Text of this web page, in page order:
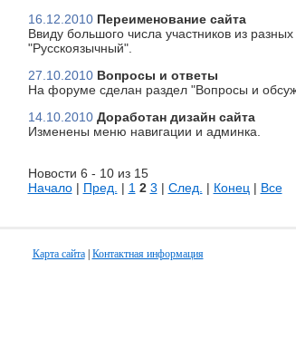
16.12.2010 Переименование сайта
Ввиду большого числа участников из
"Русскоязычный".
27.10.2010 Вопросы и ответы
На форуме сделан раздел "Вопросы и
14.10.2010 Доработан дизайн сайта
Изменены меню навигации и админка.
Новости 6 - 10 из 15
Начало| Пред. | 1 2 3 | След. | Конец | Все
Карта сайта| Контактная информация